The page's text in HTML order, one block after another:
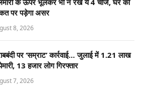
के ऊपर भूलकर भी न रखें ये 4 चीजें, घर की
पर पड़ेगा असर
8, 2026
पर ‘सम्राट’ कार्रवाई… जुलाई में 1.21 लाख
13 हजार लोग गिरफ्तार
7, 2026